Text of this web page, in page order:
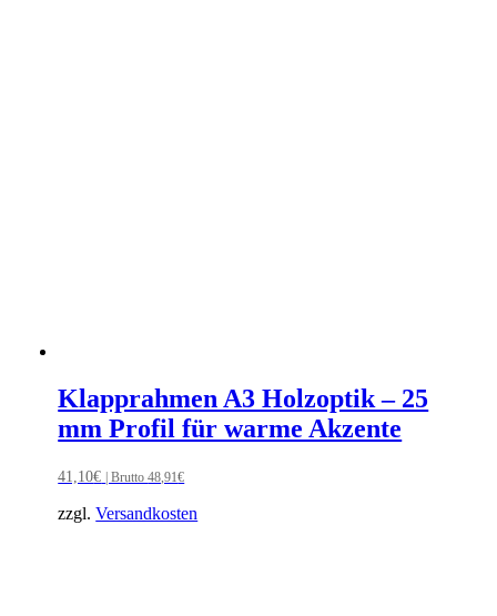
Klapprahmen A3 Holzoptik – 25
mm Profil für warme Akzente
41,10€ | Brutto48,91€
zzgl.Versandkosten